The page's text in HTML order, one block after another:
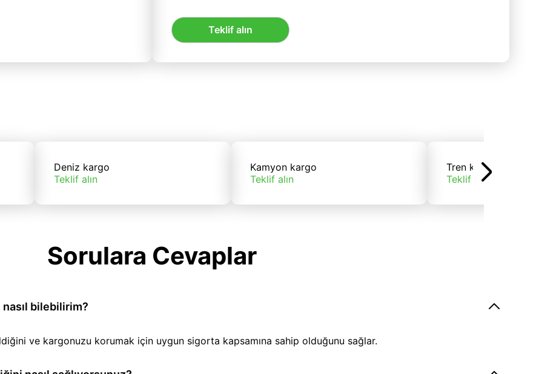
Teklif alın
Deniz kargo
Teklif alın
Kamyon kargo
Teklif alın
Tren kargo
Teklif alın
Sorulara Cevaplar
bilebilirim?
ve kargonuzu korumak için uygun sigorta kapsamına sahip olduğunu sağlar.